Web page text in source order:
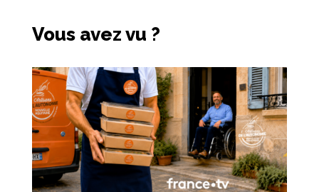
Vous avez vu ?